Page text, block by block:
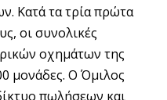
Κατά τα τρία πρώτα
οι συνολικές
οχημάτων της
μονάδες. Ο Όμιλος
πωλήσεων και